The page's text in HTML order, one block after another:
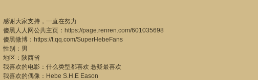
感谢大家支持，一直在努力
傻黑人人网公共主页：https://page.renren.com/601035698
傻黑微博：https://t.qq.com/SuperHebeFans
性别：男
地区：陕西省
我喜欢的电影：什么类型都喜欢 悬疑最喜欢
我喜欢的偶像：Hebe S.H.E Eason